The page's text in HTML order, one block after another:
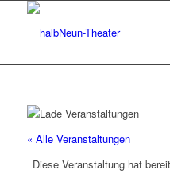
« Alle Veranstaltungen
Diese Veranstaltung hat